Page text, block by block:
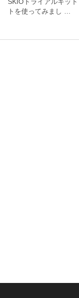
トを使ってみまし …